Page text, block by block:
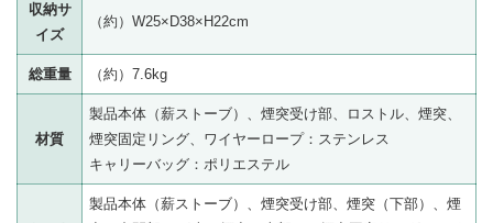
収納サ
イズ
（約）W25×D38×H22cm
総重量 （約）7.6kg
材質
製品本体（薪ストーブ）、煙突受け部、ロストル、煙突、
煙突固定リング、ワイヤーロープ：ステンレス
キャリーバッグ：ポリエステル
製品本体（薪ストーブ）、煙突受け部、煙突（下部）、煙